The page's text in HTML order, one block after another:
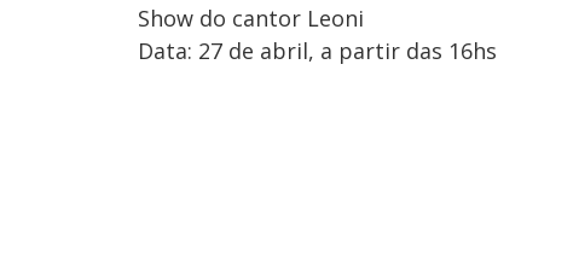
Show do cantor Leoni
Data: 27 de abril, a partir das 16hs